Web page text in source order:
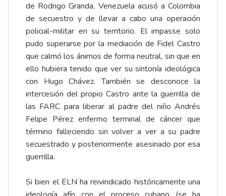
de Rodrigo Granda, Venezuela acusó a Colombia
de secuestro y de llevar a cabo una operación
policial-militar en su territorio. El impasse solo
pudo superarse por la mediación de Fidel Castro
que calmó los ánimos de forma neutral, sin que en
ello hubiera tenido que ver su sintonía ideológica
con Hugo Chávez. También se desconoce la
intercesión del propio Castro ante la guerrilla de
las FARC para liberar al padre del niño Andrés
Felipe Pérez enfermo terminal de cáncer que
término falleciendo sin volver a ver a su padre
secuestrado y posteriormente asesinado por esa
guerrilla.
Si bien el ELN ha reivindicado históricamente una